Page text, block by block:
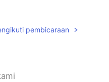
、私そういう人ではな
pembicaraan